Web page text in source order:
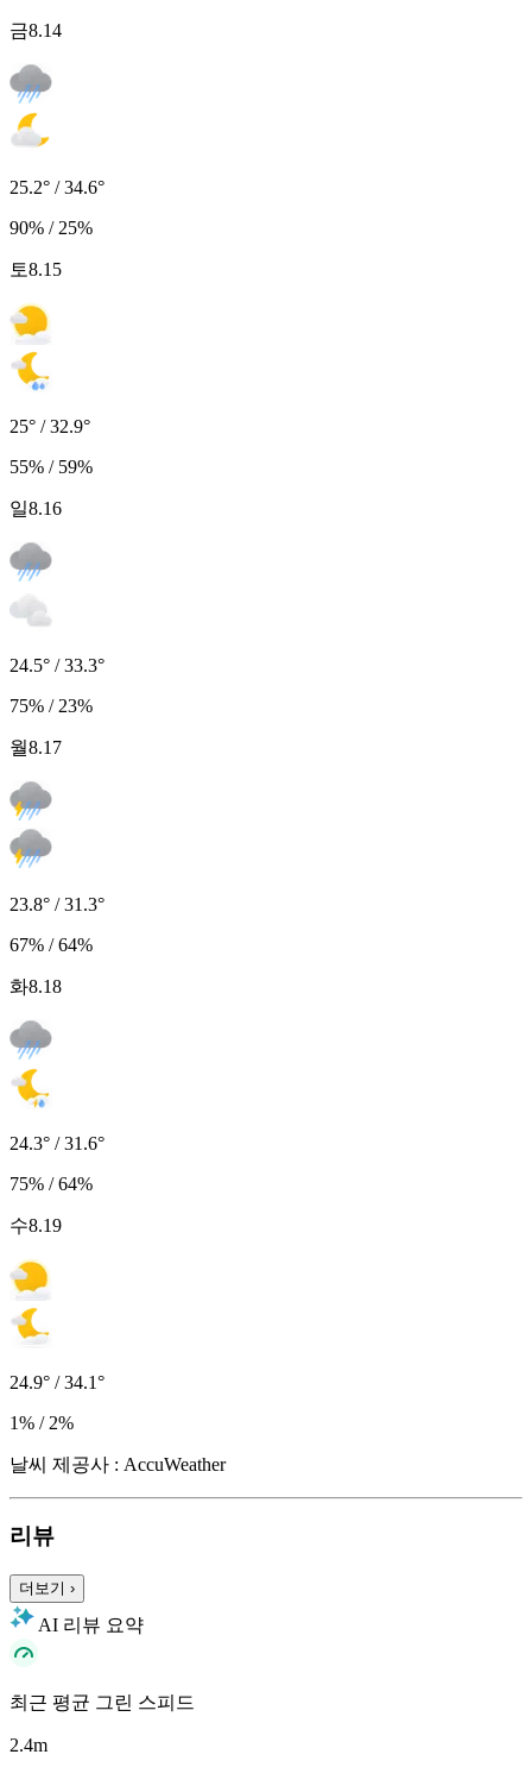
금8.14
25.2° / 34.6°
90% / 25%
토8.15
25° / 32.9°
55% / 59%
일8.16
24.5° / 33.3°
75% / 23%
월8.17
23.8° / 31.3°
67% / 64%
화8.18
24.3° / 31.6°
75% / 64%
수8.19
24.9° / 34.1°
1% / 2%
날씨 제공사 : AccuWeather
리뷰
더보기 ›
AI 리뷰 요약
최근 평균 그린 스피드
2.4m